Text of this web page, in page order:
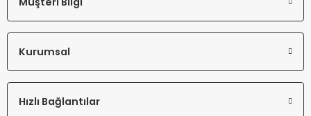
Kurumsal
Hızlı Bağlantılar